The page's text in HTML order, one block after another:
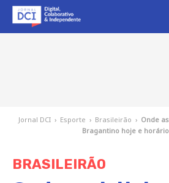
Jornal DCI › Esporte › Brasileirão › Onde
Bragantino hoje e horário
BRASILEIRÃO